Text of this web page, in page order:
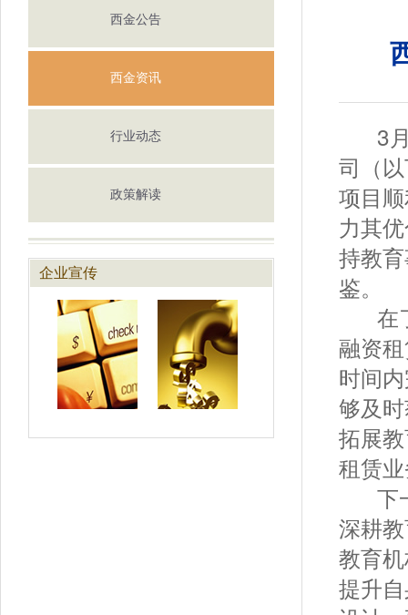
西金公告
西金资讯
行业动态
政策解读
企业宣传
3月
司（
项目
力其
持教
鉴。
在了
融资
时间
够及
拓展
租赁
下一
深耕
教育
提升